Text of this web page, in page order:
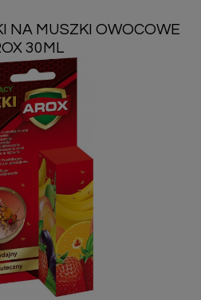
NA MUSZKI OWOCOWE
30ML